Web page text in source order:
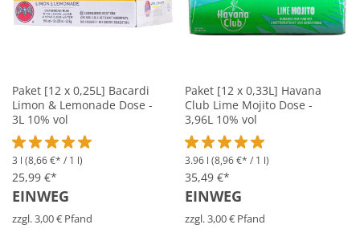
Paket [12 x 0,25L] Bacardi
Limon & Lemonade Dose -
3L 10% vol
Durchschnittliche Bewertung von 5 von 5 Sternen
3 l (8,66 €* / 1 l)
25,99 €*
EINWEG
zzgl. 3,00 € Pfand
Paket [12 x 0,33L] Havana
Club Lime Mojito Dose -
3,96L 10% vol
Durchschnittliche Bewertung
3.96 l (8,96 €* / 1 l)
35,49 €*
EINWEG
zzgl. 3,00 € Pfand